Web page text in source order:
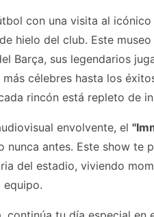
con una visita al icónico
hielo del club. Este
Barça, sus legendarios
célebres hasta los
rincón está repleto de
envolvente, el
nunca antes. Este show te
del estadio, viviendo
equipo.